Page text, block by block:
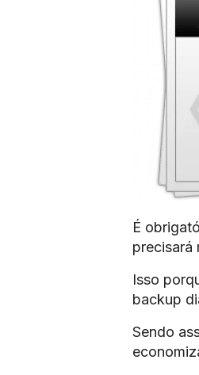
É
precisará
Isso
backup
Sendo